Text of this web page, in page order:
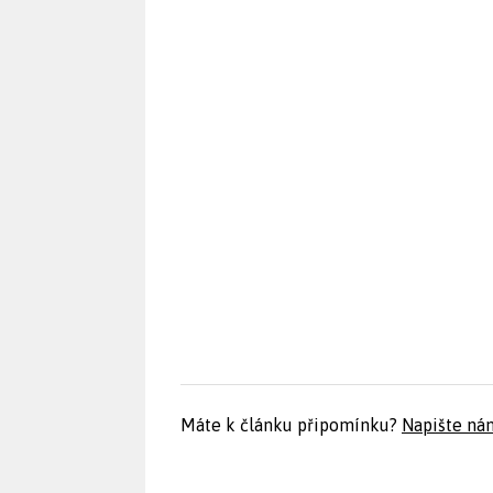
Máte k článku připomínku? Napište